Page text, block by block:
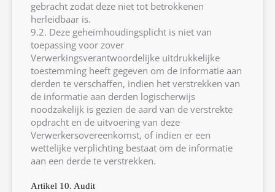
gebracht zodat deze niet tot betrokkenen
herleidbaar is.
9.2. Deze geheimhoudingsplicht is niet van
toepassing voor zover
Verwerkingsverantwoordelijke uitdrukkelijke
toestemming heeft gegeven om de informatie aan
derden te verschaffen, indien het verstrekken van
de informatie aan derden logischerwijs
noodzakelijk is gezien de aard van de verstrekte
opdracht en de uitvoering van deze
Verwerkersovereenkomst, of indien er een
wettelijke verplichting bestaat om de informatie
aan een derde te verstrekken.
Artikel 10. Audit